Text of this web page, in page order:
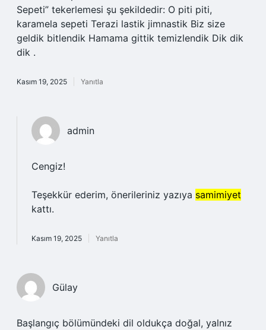
Sepeti” tekerlemesi şu şekildedir: O piti piti,
karamela sepeti Terazi lastik jimnastik Biz size
geldik bitlendik Hamama gittik temizlendik Dik dik
dik .
Kasım 19, 2025 Yanıtla
admin
Cengiz!
Teşekkür ederim, önerileriniz yazıya samimiyet
kattı.
Kasım 19, 2025 Yanıtla
Gülay
Başlangıç bölümündeki dil oldukça doğal, yalnız